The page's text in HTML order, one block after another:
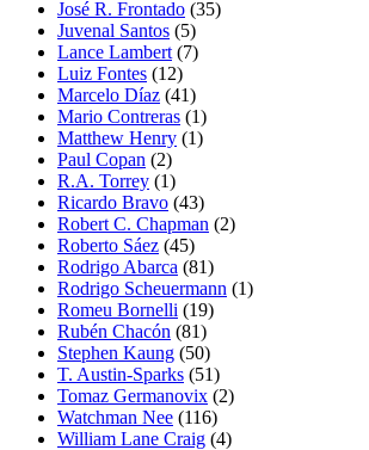
José R. Frontado (35)
Juvenal Santos (5)
Lance Lambert (7)
Luiz Fontes (12)
Marcelo Díaz (41)
Mario Contreras (1)
Matthew Henry (1)
Paul Copan (2)
R.A. Torrey (1)
Ricardo Bravo (43)
Robert C. Chapman (2)
Roberto Sáez (45)
Rodrigo Abarca (81)
Rodrigo Scheuermann (1)
Romeu Bornelli (19)
Rubén Chacón (81)
Stephen Kaung (50)
T. Austin-Sparks (51)
Tomaz Germanovix (2)
Watchman Nee (116)
William Lane Craig (4)